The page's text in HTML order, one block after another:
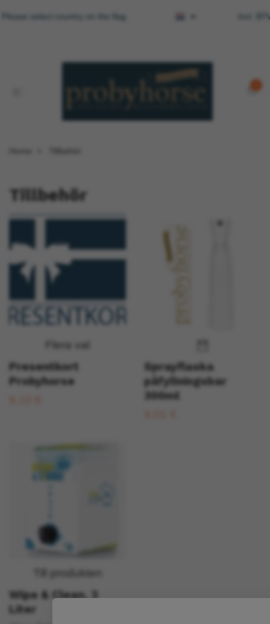
select country on the flag Incl.
Tillbehör
Flera val
Presentkort
Probyhorse
Sprayflaska
påfyllningsbar
300ml
Till produkten
Wipe & Clean, 2
Liter